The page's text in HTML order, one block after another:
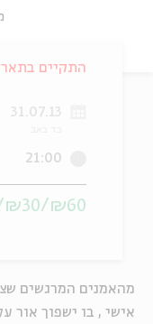
מהאמנים המרגשים
אישי , בו ישפוך אור
התקיים
31.07.13
21:00
₪60/₪30/₪3